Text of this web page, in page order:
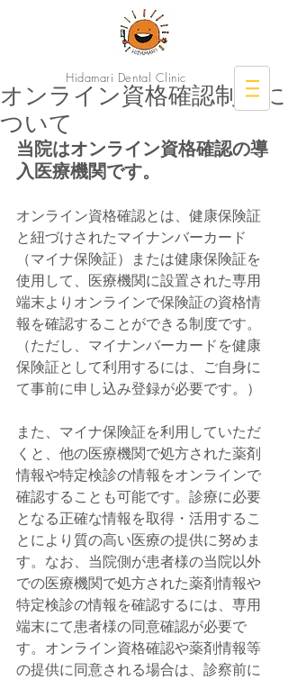
Hidamari Dental Clinic
☎︎ 022-255-7575
ひだまりデンタルクリニッ
ク
オンライン資格確認制度に
ついて
当院はオンライン資格確認の導
入医療機関です。
オンライン資格確認とは、健康保険証
と紐づけされたマイナンバーカード
（マイナ保険証）または健康保険証を
使用して、医療機関に設置された専用
端末よりオンラインで保険証の資格情
報を確認することができる制度です。
（ただし、マイナンバーカードを健康
保険証として利用するには、ご自身に
て事前に申し込み登録が必要です。）
また、マイナ保険証を利用していただ
くと、他の医療機関で処方された薬剤
情報や特定検診の情報をオンラインで
確認することも可能です。診療に必要
となる正確な情報を取得・活用するこ
とにより質の高い医療の提供に努めま
す。なお、当院側が患者様の当院以外
での医療機関で処方された薬剤情報や
特定検診の情報を確認するには、専用
端末にて患者様の同意確認が必要で
す。オンライン資格確認や薬剤情報等
の提供に同意される場合は、診察前に